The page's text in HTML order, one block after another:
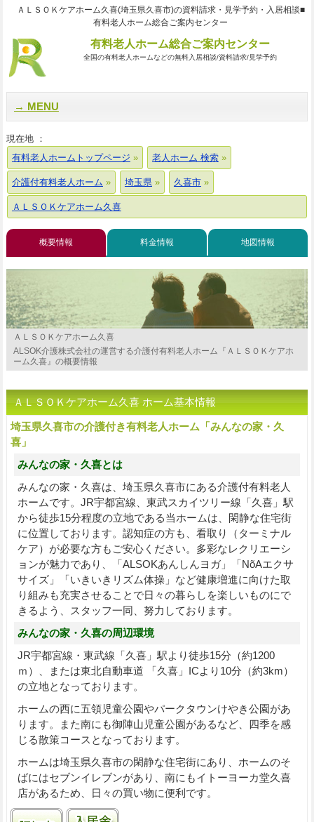
ＡＬＳＯＫケアホーム久喜(埼玉県久喜市)の資料請求・見学予約・入居相談■
有料老人ホーム総合ご案内センター
有料老人ホーム総合ご案内センター
全国の有料老人ホームなどの無料入居相談/資料請求/見学予約
MENU
現在地 ：
有料老人ホームトップページ
老人ホーム 検索
介護付有料老人ホーム 埼玉県 久喜市
ＡＬＳＯＫケアホーム久喜
概要情報 料金情報 地図情報
ＡＬＳＯＫケアホーム久喜
ALSOK介護株式会社の運営する介護付有料老人ホーム『ＡＬＳＯＫケアホ
ーム久喜』の概要情報
ＡＬＳＯＫケアホーム久喜 ホーム基本情報
埼玉県久喜市の介護付き有料老人ホーム「みんなの家・久
喜」
みんなの家・久喜とは
みんなの家・久喜は、埼玉県久喜市にある介護付有料老人
ホームです。JR宇都宮線、東武スカイツリー線「久喜」駅
から徒歩15分程度の立地である当ホームは、閑静な住宅街
に位置しております。認知症の方も、看取り（ターミナル
ケア）が必要な方もご安心ください。多彩なレクリエーシ
ョンが魅力であり、「ALSOKあんしんヨガ」「NõAエクサ
サイズ」「いきいきリズム体操」など健康増進に向けた取
り組みも充実させることで日々の暮らしを楽しいものにで
きるよう、スタッフ一同、努力しております。
みんなの家・久喜の周辺環境
JR宇都宮線・東武線「久喜」駅より徒歩15分（約1200
ｍ）、または東北自動車道 「久喜」ICより10分（約3km）
の立地となっております。
ホームの西に五領児童公園やパークタウンけやき公園があ
ります。また南にも御陣山児童公園があるなど、四季を感
じる散策コースとなっております。
ホームは埼玉県久喜市の閑静な住宅街にあり、ホームのそ
ばにはセブンイレブンがあり、南にもイトーヨーカ堂久喜
店があるため、日々の買い物に便利です。
認知症受け入れ可入居金100万円以下プランあり